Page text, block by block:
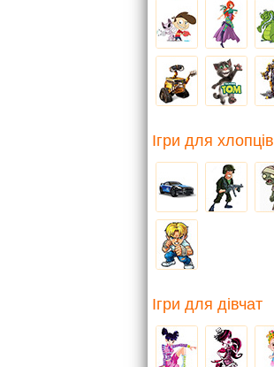
Ігри для хлопців
Ігри для дівчат